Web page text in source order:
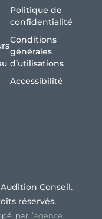
Politique de
confidentialité
Conditions
générales
d’utilisations
Accessibilité
Conseil.
réservés.
par l’agence